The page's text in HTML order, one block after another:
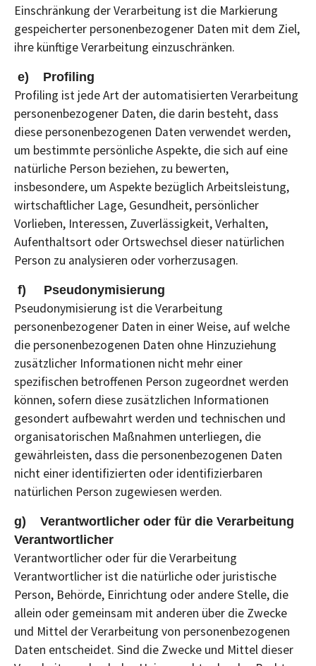
Einschränkung der Verarbeitung ist die Markierung
gespeicherter personenbezogener Daten mit dem Ziel,
ihre künftige Verarbeitung einzuschränken.
e) Profiling
Profiling ist jede Art der automatisierten Verarbeitung
personenbezogener Daten, die darin besteht, dass
diese personenbezogenen Daten verwendet werden,
um bestimmte persönliche Aspekte, die sich auf eine
natürliche Person beziehen, zu bewerten,
insbesondere, um Aspekte bezüglich Arbeitsleistung,
wirtschaftlicher Lage, Gesundheit, persönlicher
Vorlieben, Interessen, Zuverlässigkeit, Verhalten,
Aufenthaltsort oder Ortswechsel dieser natürlichen
Person zu analysieren oder vorherzusagen.
f) Pseudonymisierung
Pseudonymisierung ist die Verarbeitung
personenbezogener Daten in einer Weise, auf welche
die personenbezogenen Daten ohne Hinzuziehung
zusätzlicher Informationen nicht mehr einer
spezifischen betroffenen Person zugeordnet werden
können, sofern diese zusätzlichen Informationen
gesondert aufbewahrt werden und technischen und
organisatorischen Maßnahmen unterliegen, die
gewährleisten, dass die personenbezogenen Daten
nicht einer identifizierten oder identifizierbaren
natürlichen Person zugewiesen werden.
g) Verantwortlicher oder für die Verarbeitung
Verantwortlicher
Verantwortlicher oder für die Verarbeitung
Verantwortlicher ist die natürliche oder juristische
Person, Behörde, Einrichtung oder andere Stelle, die
allein oder gemeinsam mit anderen über die Zwecke
und Mittel der Verarbeitung von personenbezogenen
Daten entscheidet. Sind die Zwecke und Mittel dieser